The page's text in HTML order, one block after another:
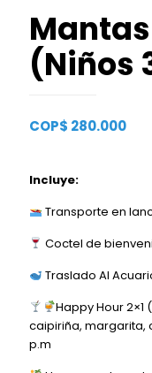
(Niños
COP$ 280.000
Incluye:
Transporte en
Coctel de
Traslado Al
Happy Hour
caipiriña, margarita,
p.m